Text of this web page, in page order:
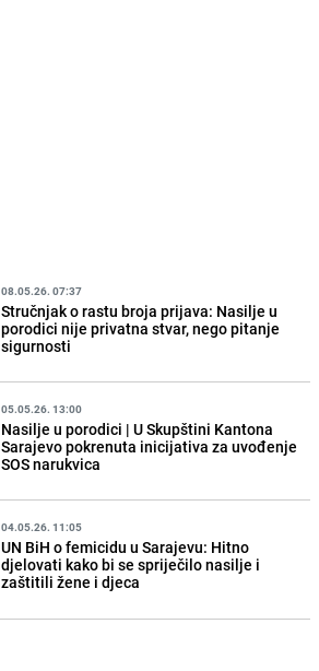
08.05.26. 07:37
Stručnjak o rastu broja prijava: Nasilje u
porodici nije privatna stvar, nego pitanje
sigurnosti
05.05.26. 13:00
Nasilje u porodici | U Skupštini Kantona
Sarajevo pokrenuta inicijativa za uvođenje
SOS narukvica
04.05.26. 11:05
UN BiH o femicidu u Sarajevu: Hitno
djelovati kako bi se spriječilo nasilje i
zaštitili žene i djeca